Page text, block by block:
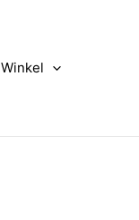
Winkel